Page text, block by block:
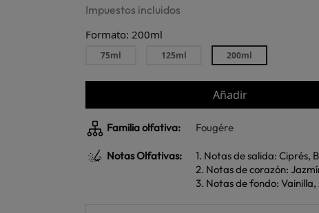
Impuestos incluidos
Formato: 200ml
75ml 125ml 200ml
Añadir
Familia olfativa: Fougére
Notas Olfativas:
1. Notas de salida:
2. Notas de corazón:
3. Notas de fondo: